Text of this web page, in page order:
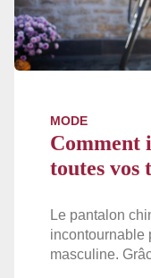
MODE
Comment
toutes vos
Le pantalon
incontournable
masculine.